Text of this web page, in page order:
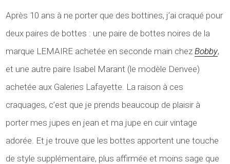
Après 10 ans à ne porter que des bottines, j’ai craqué pour
deux paires de bottes : une paire de bottes noires de la
marque LEMAIRE achetée en seconde main chezBobby,
et une autre paire Isabel Marant (le modèle Denvee)
achetée aux Galeries Lafayette. La raison à ces
craquages, c’est que je prends beaucoup de plaisir à
porter mes jupes en jean et ma jupe en cuir vintage
adorée. Et je trouve que les bottes apportent une touche
de style supplémentaire, plus affirmée et moins sage que